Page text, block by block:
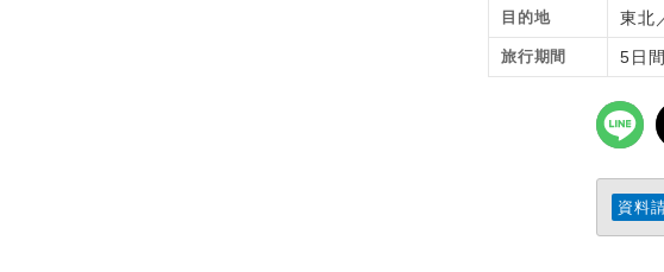
目的地 東北
旅行期間 5日間
資料